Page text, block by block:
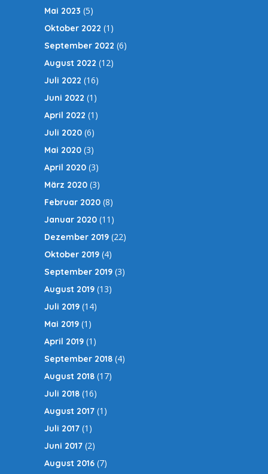
Mai 2023 (5)
Oktober 2022 (1)
September 2022 (6)
August 2022 (12)
Juli 2022 (16)
Juni 2022 (1)
April 2022 (1)
Juli 2020 (6)
Mai 2020 (3)
April 2020 (3)
März 2020 (3)
Februar 2020 (8)
Januar 2020 (11)
Dezember 2019 (22)
Oktober 2019 (4)
September 2019 (3)
August 2019 (13)
Juli 2019 (14)
Mai 2019 (1)
April 2019 (1)
September 2018 (4)
August 2018 (17)
Juli 2018 (16)
August 2017 (1)
Juli 2017 (1)
Juni 2017 (2)
August 2016 (7)